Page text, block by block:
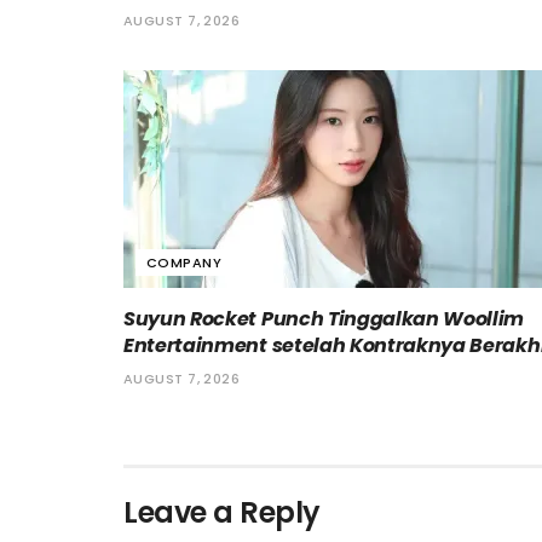
AUGUST 7, 2026
COMPANY
Suyun Rocket Punch Tinggalkan Woollim
Entertainment setelah Kontraknya
AUGUST 7, 2026
Leave a Reply